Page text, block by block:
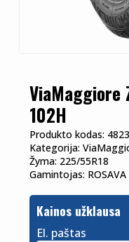
ViaMaggiore
102H
Produkto kodas:
Kategorija:
Žyma: 225/55R18
Gamintojas: ROSAVA
Kainos užklausa
El. paštas